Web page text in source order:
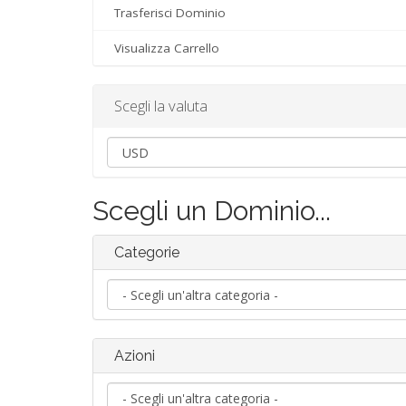
Trasferisci Dominio
Visualizza Carrello
Scegli la valuta
Scegli un Dominio...
Categorie
Azioni